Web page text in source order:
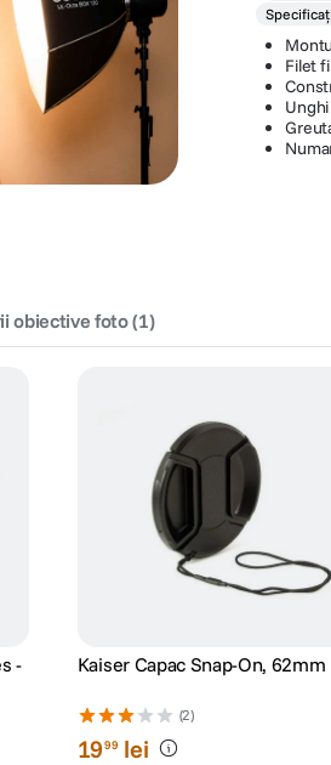
Filet
obiective foto(1)
-
Kaiser Capac Snap-On, 62mm
(2)
1999 lei